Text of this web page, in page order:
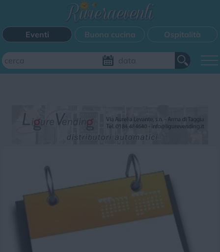
Eventi Buona cucina Ospitalità
FILTRI EVENTI
CATEGORIE EVENTI
Bimbi Cinema Corsi
SpettacoloSport